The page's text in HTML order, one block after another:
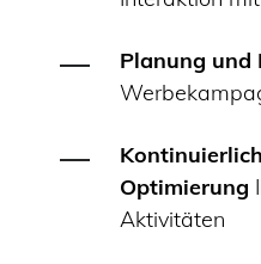
Planung und
Optimierung
Aktivitäten